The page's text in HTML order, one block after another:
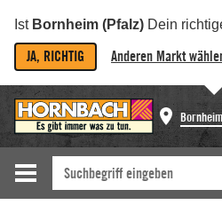
Ist Bornheim (Pfalz) Dein
JA, RICHTIG Anderen Markt